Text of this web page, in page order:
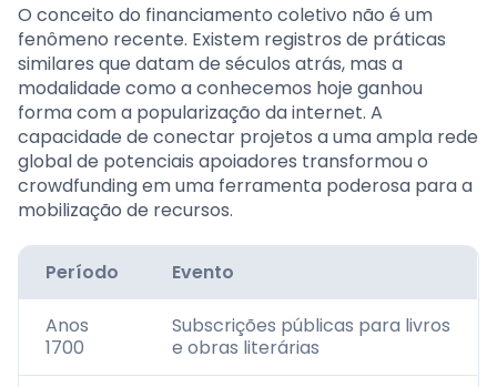
O conceito do financiamento coletivo não é um
fenômeno recente. Existem registros de práticas
similares que datam de séculos atrás, mas a
modalidade como a conhecemos hoje ganhou
forma com a popularização da internet. A
capacidade de conectar projetos a uma ampla rede
global de potenciais apoiadores transformou o
crowdfunding em uma ferramenta poderosa para a
mobilização de recursos.
Período Evento
Anos
1700
Subscrições públicas para livros
e obras literárias